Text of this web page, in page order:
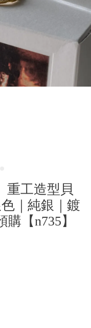
重工造型貝
｜純銀｜鍍
【n735】